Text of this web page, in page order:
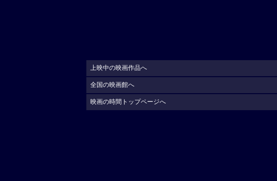
上映中の映画作品へ
全国の映画館へ
映画の時間トップページへ